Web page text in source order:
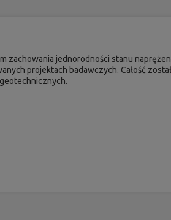
jednorodności stanu
projektach badawczych. Całość